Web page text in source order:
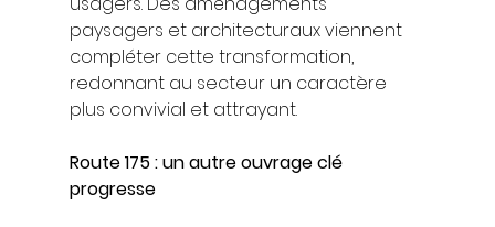
paysagers et architecturaux viennent
compléter cette transformation,
redonnant au secteur un caractère
plus convivial et attrayant.
Route 175 : un autre ouvrage clé
progresse